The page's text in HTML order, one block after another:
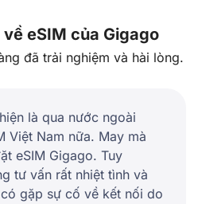
eSIM của Gigago
đã trải nghiệm và hài lòng.
là qua nước ngoài
Việt Nam nữa. May mà
eSIM Gigago. Tuy
tư vấn rất nhiệt tình và
gặp sự cố về kết nối do